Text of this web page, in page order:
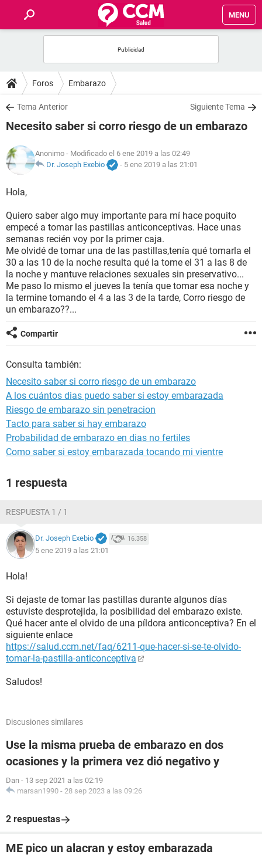
MENU
FOROS
SALUD
NUTRICIÓN
BIENESTAR
SEXUALIDAD
GLOSARIO
Foros Embarazo
Tema Anterior Siguiente Tema
Necesito saber si corro riesgo de un embarazo
Anonimo - Modificado el 6 ene 2019 a las 02:49
Dr. Joseph Exebio
- 5 ene 2019 a las 21:01
Hola,
Quiero saber algo muy importante para mí hace poquito
empecé a tomar las pastillas anticonceptivas. Hace unas
semanas recién voy por la primer caja.
Me olvidé de tomar una de las pastillas,tenía qué tomarla el
30 a las 10 de la noche resulta qué la tome el 31 a las 8 de
la noche y mantuve relaciones sexuales sin preservativo...
Me paso lo mismo el jueves la tenía que tomar esa noche y
la termine tomando el 4 a las 3 de la tarde, Corro riesgo de
un embarazo??...
Compartir
Consulta también:
Necesito saber si corro riesgo de un embarazo
A los cuántos dias puedo saber si estoy embarazada
Riesgo de embarazo sin penetracion
Tacto para saber si hay embarazo
Probabilidad de embarazo en dias no fertiles
Como saber si estoy embarazada tocando mi vientre
1 respuesta
RESPUESTA 1 / 1
Dr. Joseph Exebio 16.358
5 ene 2019 a las 21:01
Hola!
Si dejaste de tomar las pastillas durante algunos días
estuviste desprotejida, la posibilidad del embarazo existe.
Qué hacer ante el olvido de una píldora anticonceptiva? En el
siguiente enlace
https://salud.ccm.net/faq/6211-que-hacer-si-se-te-olvido-
tomar-la-pastilla-anticonceptiva
Saludos!
Discusiones similares
Use la misma prueba de embarazo en dos
ocasiones y la primera vez dió negativo y
Dan - 13 sep 2021 a las 02:19
marsan1990 - 28 sep 2023 a las 09:26
2 respuestas
ME pico un alacran y estoy embarazada